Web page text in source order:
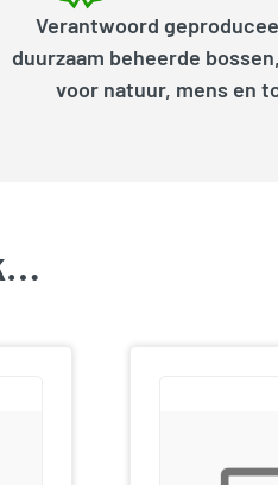
Verantwoord
duurzaam beheerde
voor natuur, mens en